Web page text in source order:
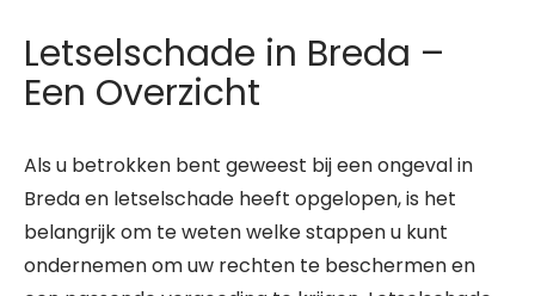
Letselschade in Breda –
Een Overzicht
Als u betrokken bent geweest bij een ongeval in
Breda en letselschade heeft opgelopen, is het
belangrijk om te weten welke stappen u kunt
ondernemen om uw rechten te beschermen en